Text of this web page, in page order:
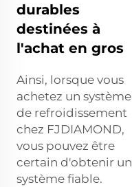
durables
destinées à
l'achat en gros
Ainsi, lorsque vous
achetez un système
de refroidissement
chez FJDIAMOND,
vous pouvez être
certain d'obtenir un
système fiable.